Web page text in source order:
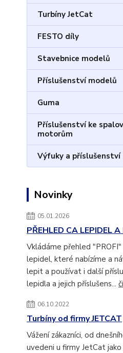
Turbíny JetCat
FESTO díly
Stavebnice modelů
Příslušenství modelů
Guma
Příslušenství ke
motorům
Výfuky a příslušenství
Novinky
05.01.2026
PŘEHLED CA LEPIDEL A
Vkládáme přehled
lepidel, které nabízíme a
lepit a používat i další
lepidla a jejich příslušens...
06.10.2022
Turbíny od firmy JETCAT
Vážení zákazníci, od
uvedeni u firmy JetCat